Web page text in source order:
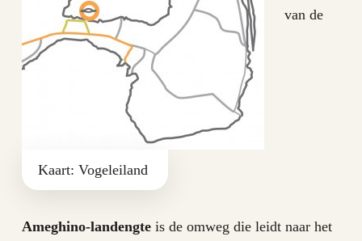
Kaart: Vogeleiland
van de
Ameghino-landengteis de omweg die leidt naar het